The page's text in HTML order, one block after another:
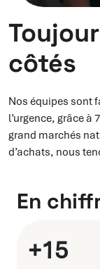
côtés
Nos équipes sont
l’urgence, grâce à
grand marchés
d’achats, nous
En
+15